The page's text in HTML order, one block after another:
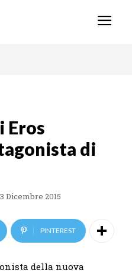
Eros
di
Dicembre 2015
PINTEREST
della nuova